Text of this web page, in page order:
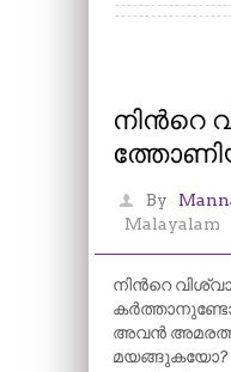
നിന്‍റെ
By
Malayalam
നിന്‍റെ
അവൻ
മയങ്ങുകയോ?